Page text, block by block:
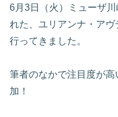
6月3日（火）ミューザ
れた、ユリアンナ・ア
行ってきました。
筆者のなかで注目度が
加！